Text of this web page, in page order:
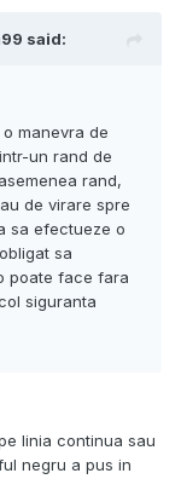
said:
manevra de
un rand de
rand,
de virare spre
sa efectueze o
sa
poate face fara
siguranta
linia continua sau
negru a pus in